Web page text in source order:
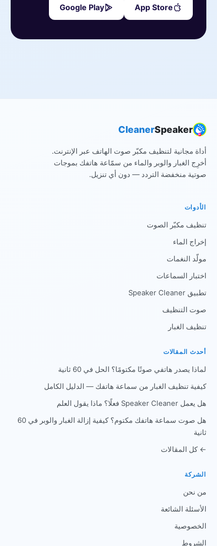
App Store
Google Play
Speaker
Cleaner
أداة مجانية لتنظيف مكبّر صوت الهاتف عبر الإنترنت.
أخرِج الغبار والوبر والماء من سمّاعة هاتفك بموجات
صوتية منخفضة التردد — دون أي تنزيل.
الأدوات
تنظيف مكبّر الصوت
إخراج الماء
مولّد النغمات
اختبار السماعات
تطبيق Speaker Cleaner
صوت التنظيف
تنظيف الغبار
أحدث المقالات
لماذا يصدر هاتفي صوتًا مكتومًا؟ الحل في 60 ثانية
كيفية تنظيف الغبار من سماعة هاتفك — الدليل الكامل
هل يعمل Speaker Cleaner فعلًا؟ ماذا يقول العلم
هل صوت سماعة هاتفك مكتوم؟ كيفية إزالة الغبار والوبر في 60
ثانية
← كل المقالات
الشركة
من نحن
الأسئلة الشائعة
الخصوصية
الشروط